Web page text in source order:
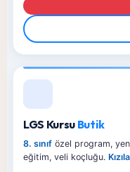
LGS Kursu Butik
8. sınıf özel program,
eğitim, veli koçluğu.